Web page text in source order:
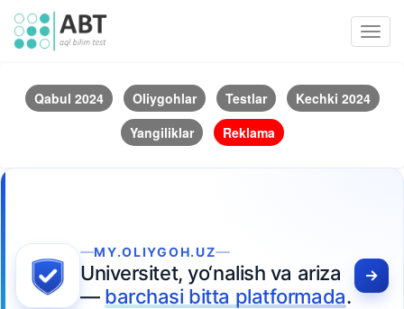
Qabul 2024 Oliygohlar Testlar
Kechki 2024
Yangiliklar
Reklama
MY.OLIYGOH.UZ
Universitet, yo‘nalish va ariza
— barchasi bitta platformada.